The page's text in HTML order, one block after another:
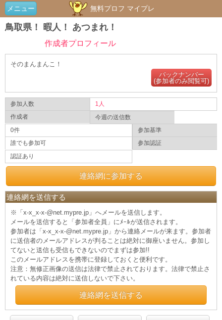
メニュー 無料プロフ マイプレ
鳥取県！ 暇人！ あつまれ！
作成者プロフィール
そのまんまんこ！
バックナンバー
(参加者のみ閲覧可)
参加人数
1人
作成者
今週の送信数
0件
参加基準
誰でも参加可
参加認証
認証あり
連絡網に参加する
連絡網を送信する
※「x-x_x-x-@net.mypre.jp」へメールを送信します。
メールを送信すると「参加者全員」にﾒｰﾙが送信されます。
参加者は「x-x_x-x-@net.mypre.jp」から連絡メールが来ます。参加者
に送信者のメールアドレスが判ることは絶対に御座いません。参加し
てないと送信も受信もできないのでまずは参加!!
このメールアドレスを携帯に登録しておくと便利です。
注意：無修正画像の送信は法律で禁止されております。法律で禁止さ
れている内容は絶対に送信しないで下さい。
連絡網を送信する